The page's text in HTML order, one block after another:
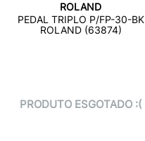
ROLAND
PEDAL TRIPLO P/FP-30-BK
ROLAND (63874)
PRODUTO ESGOTADO :(